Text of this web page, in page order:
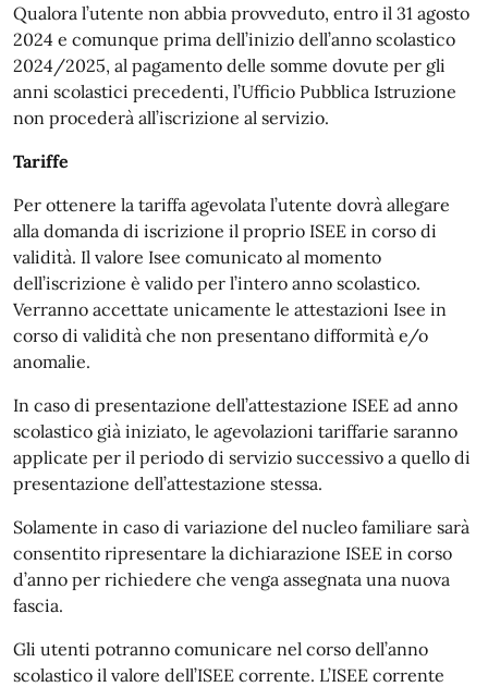
Qualora l’utente non abbia provveduto, entro il 31 agosto
2024 e comunque prima dell’inizio dell’anno scolastico
2024/2025, al pagamento delle somme dovute per gli
anni scolastici precedenti, l’Ufficio Pubblica Istruzione
non procederà all’iscrizione al servizio.
Tariffe
Per ottenere la tariffa agevolata l’utente dovrà allegare
alla domanda di iscrizione il proprio ISEE in corso di
validità. Il valore Isee comunicato al momento
dell’iscrizione è valido per l’intero anno scolastico.
Verranno accettate unicamente le attestazioni Isee in
corso di validità che non presentano difformità e/o
anomalie.
In caso di presentazione dell’attestazione ISEE ad anno
scolastico già iniziato, le agevolazioni tariffarie saranno
applicate per il periodo di servizio successivo a quello di
presentazione dell’attestazione stessa.
Solamente in caso di variazione del nucleo familiare sarà
consentito ripresentare la dichiarazione ISEE in corso
d’anno per richiedere che venga assegnata una nuova
fascia.
Gli utenti potranno comunicare nel corso dell’anno
scolastico il valore dell’ISEE corrente. L’ISEE corrente